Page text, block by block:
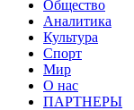
Общество
Аналитика
Культура
Спорт
Мир
О нас
ПАРТНЕРЫ